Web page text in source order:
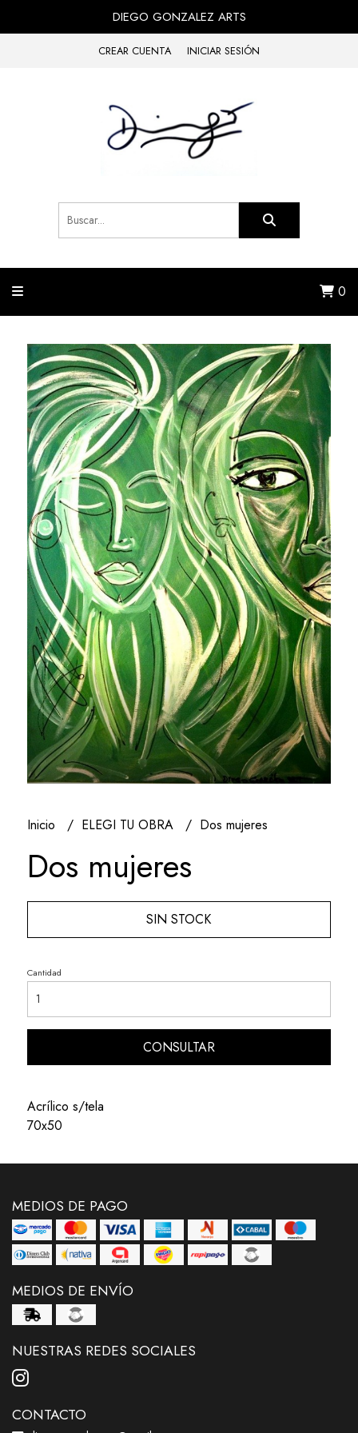
DIEGO GONZALEZ ARTS
CREAR CUENTA INICIAR SESIÓN
0
Inicio ELEGI TU OBRA Dos mujeres
Dos mujeres
SIN STOCK
Cantidad
CONSULTAR
Acrílico s/tela
70x50
MEDIOS DE PAGO
MEDIOS DE ENVÍO
NUESTRAS REDES SOCIALES
CONTACTO